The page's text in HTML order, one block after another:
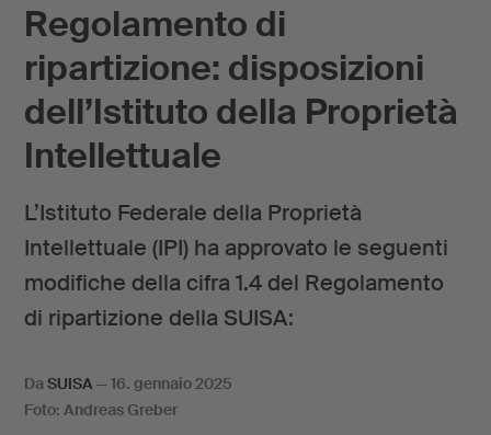
Regolamento di
ripartizione: disposizioni
dell’Istituto della Proprietà
Intellettuale
L’Istituto Federale della Proprietà
Intellettuale (IPI) ha approvato le seguenti
modifiche della cifra 1.4 del Regolamento
di ripartizione della SUISA:
DaSUISA—16. gennaio 2025
Foto: Andreas Greber